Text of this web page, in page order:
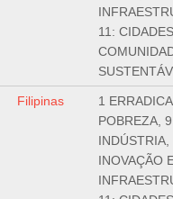
11:
Filipinas
1
POBREZA,
INDÚSTRIA,
INOVAÇÃO